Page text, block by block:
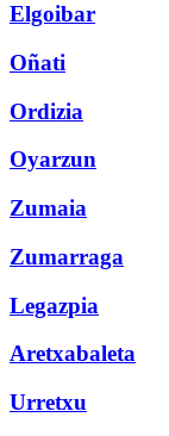
Elgoibar
Oñati
Ordizia
Oyarzun
Zumaia
Zumarraga
Legazpia
Aretxabaleta
Urretxu